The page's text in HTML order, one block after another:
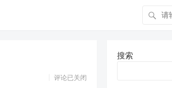
评论已关闭
搜索